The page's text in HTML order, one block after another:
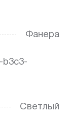
Фанера
b3c3-
Светлый